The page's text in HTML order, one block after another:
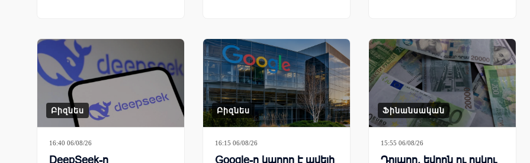
Բիզնես
16:40 06/08/26
DeepSeek-ը
Բիզնես
16:15 06/08/26
Google-ը կարող է ավելի
Ֆինանսական
15:55 06/08/26
Դոլարը, եվրոն ու ոսկու